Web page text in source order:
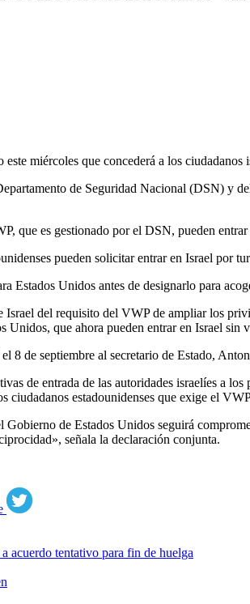
miércoles que concederá a los
de Seguridad Nacional (DSN) y
que es gestionado por el DSN, pueden
pueden solicitar entrar en Israel por
Estados Unidos antes de designarlo para
del requisito del VWP de ampliar los
Unidos, que ahora pueden entrar en Israel sin
8 de septiembre al secretario de Estado,
de entrada de las autoridades israelíes a
ciudadanos estadounidenses que exige el
de Estados Unidos seguirá
señala la declaración conjunta.
acuerdo tentativo para fin de huelga